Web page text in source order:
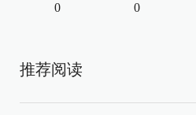
0 0
推荐阅读